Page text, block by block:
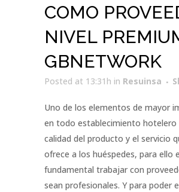
COMO
NIVEL
GBNETWORK
Posted at 13:31h in Resuinsa
Uno de los elementos de mayor
en todo establecimiento hotelero
calidad del producto y el servicio
ofrece a los huéspedes, para ello
fundamental trabajar con
sean profesionales. Y para poder